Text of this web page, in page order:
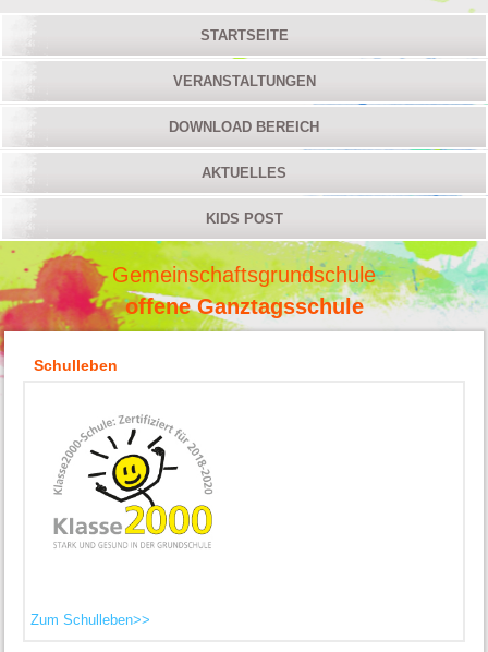
STARTSEITE
VERANSTALTUNGEN
DOWNLOAD BEREICH
AKTUELLES
KIDS POST
Gemeinschaftsgrundschule
offene Ganztagsschule
Schulleben
Zum Schulleben>>